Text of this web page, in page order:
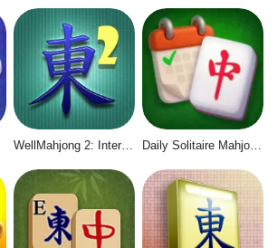
WellMahjong 2: Internet Community Daily Solitaire Mahjong Classic